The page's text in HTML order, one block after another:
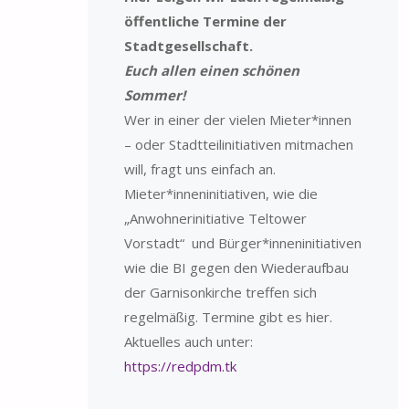
öffentliche Termine der
Stadtgesellschaft.
Euch allen einen schönen
Sommer!
Wer in einer der vielen Mieter*innen
– oder Stadtteilinitiativen mitmachen
will, fragt uns einfach an.
Mieter*inneninitiativen, wie die
„Anwohnerinitiative Teltower
Vorstadt“ und Bürger*inneninitiativen
wie die BI gegen den Wiederaufbau
der Garnisonkirche treffen sich
regelmäßig. Termine gibt es hier.
Aktuelles auch unter:
https://redpdm.tk